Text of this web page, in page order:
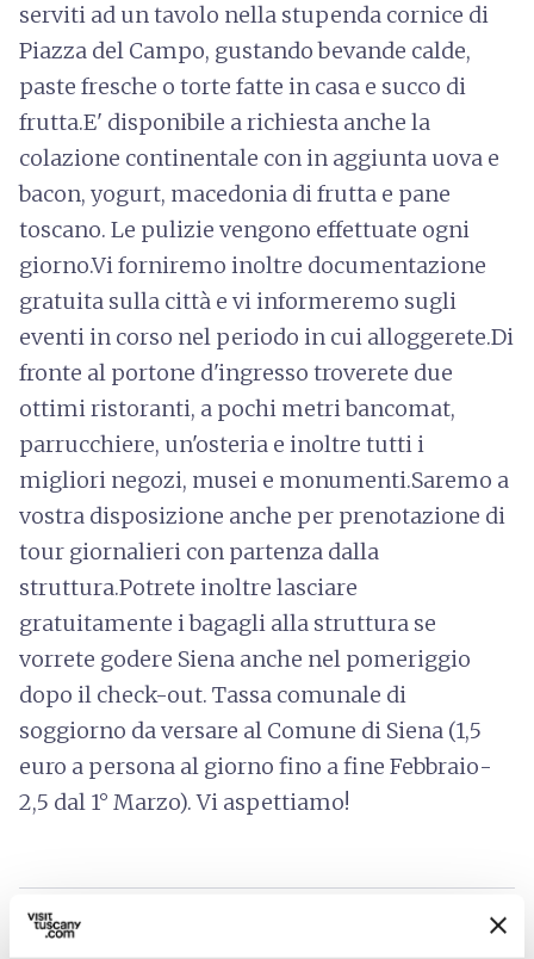
serviti ad un tavolo nella stupenda cornice di
Piazza del Campo, gustando bevande calde,
paste fresche o torte fatte in casa e succo di
frutta.E' disponibile a richiesta anche la
colazione continentale con in aggiunta uova e
bacon, yogurt, macedonia di frutta e pane
toscano. Le pulizie vengono effettuate ogni
giorno.Vi forniremo inoltre documentazione
gratuita sulla città e vi informeremo sugli
eventi in corso nel periodo in cui alloggerete.Di
fronte al portone d'ingresso troverete due
ottimi ristoranti, a pochi metri bancomat,
parrucchiere, un'osteria e inoltre tutti i
migliori negozi, musei e monumenti.Saremo a
vostra disposizione anche per prenotazione di
tour giornalieri con partenza dalla
struttura.Potrete inoltre lasciare
gratuitamente i bagagli alla struttura se
vorrete godere Siena anche nel pomeriggio
dopo il check-out. Tassa comunale di
soggiorno da versare al Comune di Siena (1,5
euro a persona al giorno fino a fine Febbraio-
2,5 dal 1° Marzo). Vi aspettiamo!
info